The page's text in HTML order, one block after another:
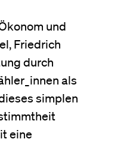
und
Friedrich
durch
als
simplen
eine